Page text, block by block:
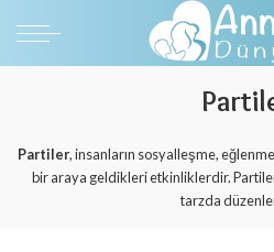
Partiler, insanların sosyalleşme,
bir araya geldikleri etkinliklerdir.
tarzda